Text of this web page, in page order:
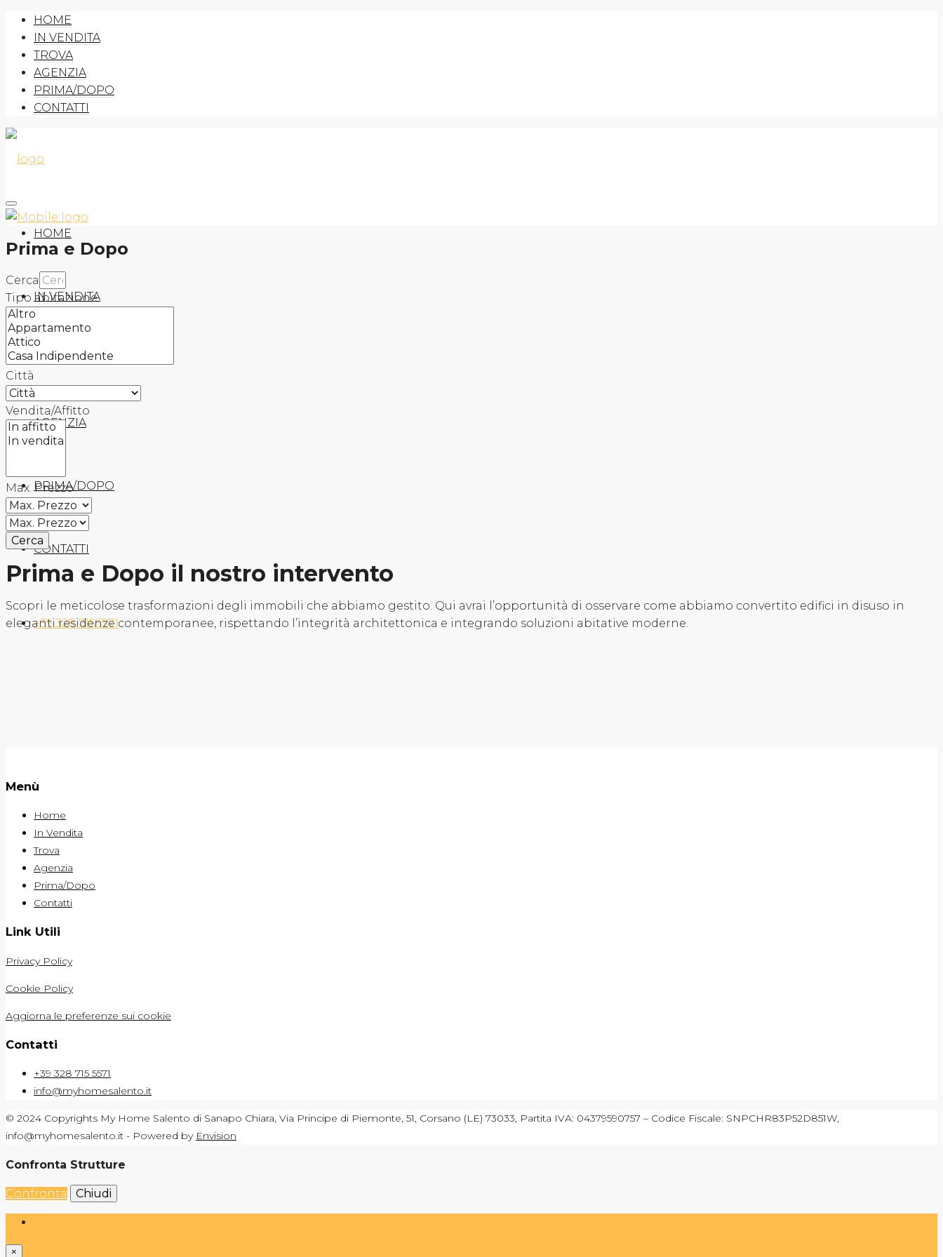
HOME
IN VENDITA
TROVA
AGENZIA
PRIMA/DOPO
CONTATTI
HOME
IN VENDITA
TROVA
AGENZIA
PRIMA/DOPO
CONTATTI
+39 328 7155571
Prima e Dopo
Cerca
Tipo abitazione
Città
Vendita/Affitto
Max. Prezzo
Cerca
Prima e Dopo il nostro intervento
Scopri le meticolose trasformazioni degli immobili che abbiamo gestito. Qui avrai l’opportunità di osservare come abbiamo convertito edifici in disuso in
eleganti residenze contemporanee, rispettando l’integrità architettonica e integrando soluzioni abitative moderne.
Menù
Home
In Vendita
Trova
Agenzia
Prima/Dopo
Contatti
Link Utili
Privacy Policy
Cookie Policy
Aggiorna le preferenze sui cookie
Contatti
+39 328 715 5571
info@myhomesalento.it
© 2024 Copyrights My Home Salento di Sanapo Chiara, Via Principe di Piemonte, 51, Corsano (LE) 73033, Partita IVA: 04379590757 – Codice Fiscale: SNPCHR83P52D851W,
info@myhomesalento.it - Powered by Envision
Confronta Strutture
Confronta Chiudi
×